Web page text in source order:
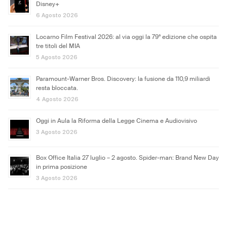
Disney+
6 Agosto 2026
Locarno Film Festival 2026: al via oggi la 79ª edizione che ospita
tre titoli del MIA
5 Agosto 2026
Paramount-Warner Bros. Discovery: la fusione da 110,9 miliardi
resta bloccata.
4 Agosto 2026
Oggi in Aula la Riforma della Legge Cinema e Audiovisivo
3 Agosto 2026
Box Office Italia 27 luglio – 2 agosto. Spider-man: Brand New Day
in prima posizione
3 Agosto 2026